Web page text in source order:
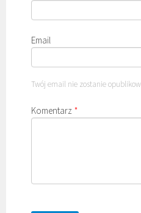
Email
Twój email nie zostanie
Komentarz *